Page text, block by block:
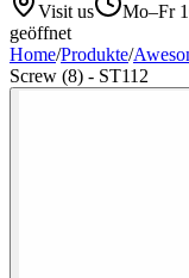
Visit us
Mo–Fr
geöffnet
Home/Produkte/
Screw (8) - ST112